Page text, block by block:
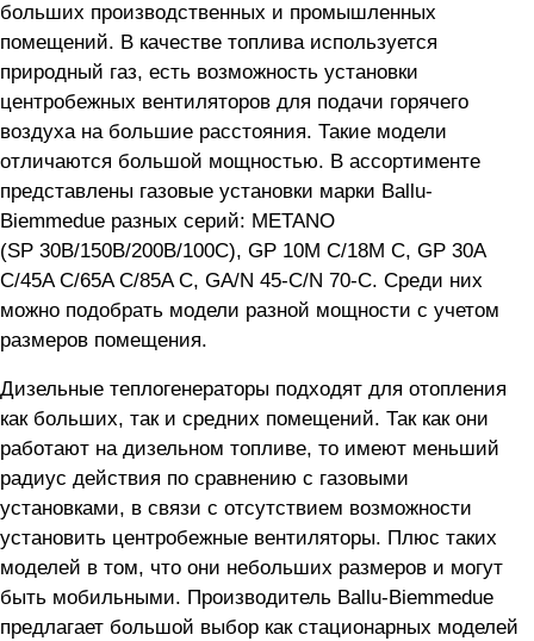
больших производственных и промышленных
помещений. В качестве топлива используется
природный газ, есть возможность установки
центробежных вентиляторов для подачи горячего
воздуха на большие расстояния. Такие модели
отличаются большой мощностью. В ассортименте
представлены газовые установки марки Ballu-
Biemmedue разных серий: METANO
(SP 30B/150B/200B/100C), GP 10M C/18M C, GP 30A
C/45A C/65A C/85A C, GA/N 45-C/N 70-C. Среди них
можно подобрать модели разной мощности с учетом
размеров помещения.
Дизельные теплогенераторы подходят для отопления
как больших, так и средних помещений. Так как они
работают на дизельном топливе, то имеют меньший
радиус действия по сравнению с газовыми
установками, в связи с отсутствием возможности
установить центробежные вентиляторы. Плюс таких
моделей в том, что они небольших размеров и могут
быть мобильными. Производитель Ballu-Biemmedue
предлагает большой выбор как стационарных моделей